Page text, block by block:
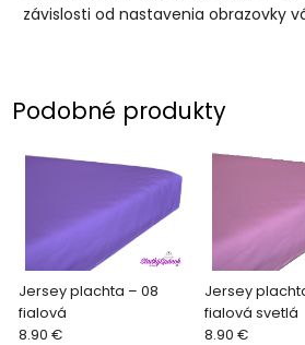
závislosti od nastavenia obrazovky
Podobné produkty
Jersey plachta – 08
fialová
8.90 €
Jersey
fialová svetlá
8.90 €